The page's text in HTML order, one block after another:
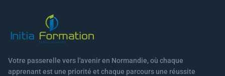
Votre passerelle vers l'avenir en Normandie, où chaque
apprenant est une priorité et chaque parcours une réussite